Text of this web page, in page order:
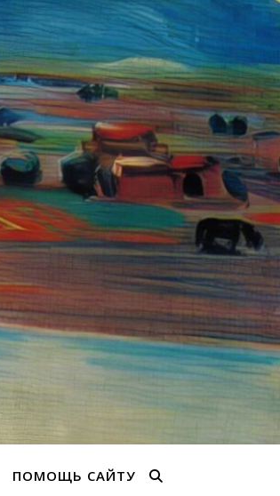
ПОМОЩЬ САЙТУ